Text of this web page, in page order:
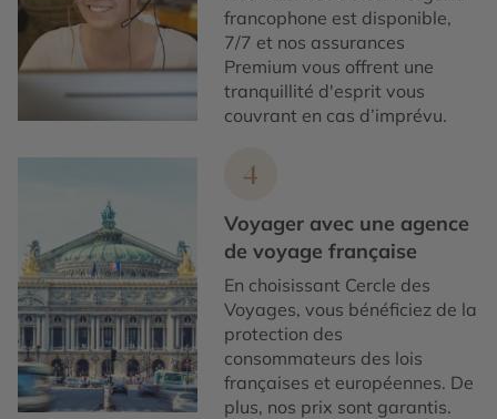
francophone est disponible,
7/7 et nos assurances
Premium vous offrent une
tranquillité d'esprit vous
couvrant en cas d’imprévu.
4
Voyager avec une agence
de voyage française
En choisissant Cercle des
Voyages, vous bénéficiez de la
protection des
consommateurs des lois
françaises et européennes. De
plus, nos prix sont garantis.